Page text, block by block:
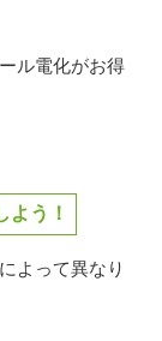
ル電化がお得
よう！
よって異なり